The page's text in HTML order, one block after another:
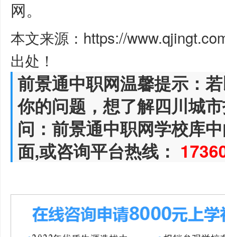
网。
本文来源：https://
出处！
前景通中职网温馨提示：
你的问题，想了解四川城
问：前景通中职网学校库
面,或咨询平台热线：